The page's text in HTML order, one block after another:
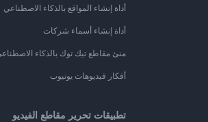
أداة إنشاء المواقع بالذكاء الاصطناعي
أداة إنشاء أسماء شركات
منئ مقاطع تيك توك بالذكاء
أفكار فيديوهات يوتيوب
تطبيقات تحرير مقاطع الفيديو